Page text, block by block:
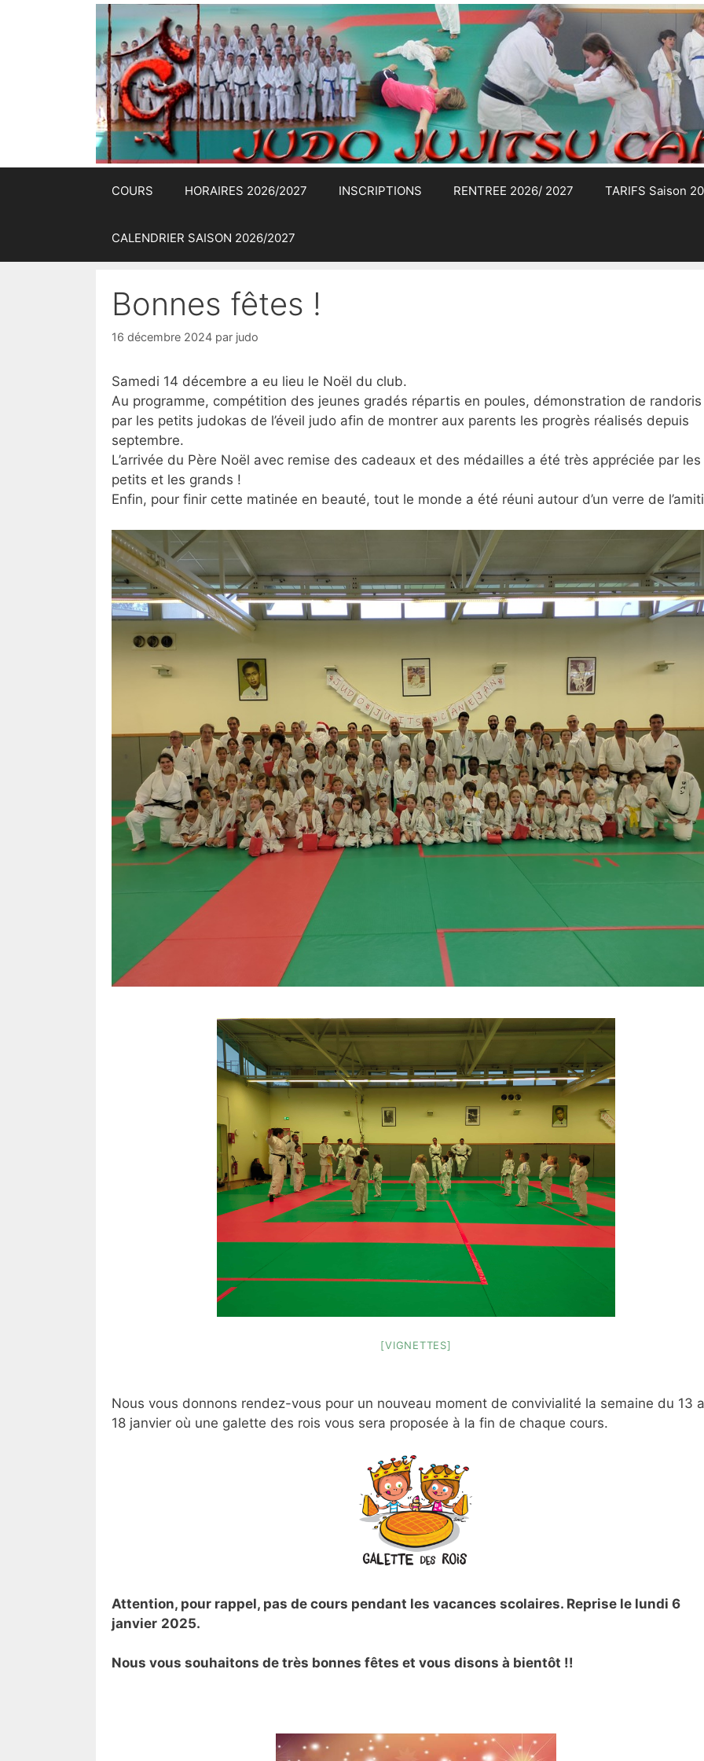
COURS HORAIRES 2026/2027 INSCRIPTIONS RENTREE 2026/ 2027 TARIFS Saison
CALENDRIER SAISON 2026/2027
Bonnes fêtes !
16 décembre 2024 par judo
Samedi 14 décembre a eu lieu le Noël du club.
Au programme, compétition des jeunes gradés répartis en poules, démonstration de randoris
par les petits judokas de l’éveil judo afin de montrer aux parents les progrès réalisés depuis
septembre.
L’arrivée du Père Noël avec remise des cadeaux et des médailles a été très appréciée par les
petits et les grands !
Enfin, pour finir cette matinée en beauté, tout le monde a été réuni autour d’un verre de
[VIGNETTES]
Nous vous donnons rendez-vous pour un nouveau moment de convivialité la semaine du 13
18 janvier où une galette des rois vous sera proposée à la fin de chaque cours.
Attention, pour rappel, pas de cours pendant les vacances scolaires. Reprise le lundi 6
janvier 2025.
Nous vous souhaitons de très bonnes fêtes et vous disons à bientôt !!